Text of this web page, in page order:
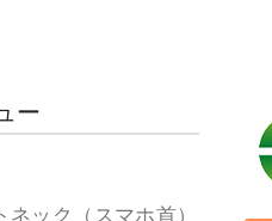
ー
ネック（スマホ首）